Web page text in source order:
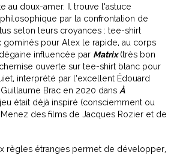
au doux-amer. Il trouve l’astuce
par la confrontation de
selon leurs croyances : tee-shirt
gominés pour Alex le rapide, au corps
influencée par Matrix (très bon
ouverte sur tee-shirt blanc pour
interprété par l’excellent Édouard
Brac en 2020 dans À
était déjà inspiré (consciemment ou
des films de Jacques Rozier et de
règles étranges permet de développer,